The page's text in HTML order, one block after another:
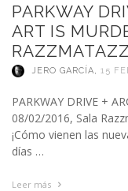
PARKWAY
ART IS
RAZZMATAZZ
JERO GARCÍA, 15
PARKWAY DRIVE +
08/02/2016, Sala
¡Cómo vienen las
días …
Leer más